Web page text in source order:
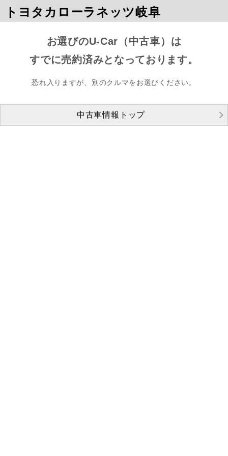
トヨタカローラネッツ岐阜
お選びのU-Car（中古車）は
すでに売約済みとなっております。
恐れ入りますが、別のクルマをお選びください。
中古車情報トップ